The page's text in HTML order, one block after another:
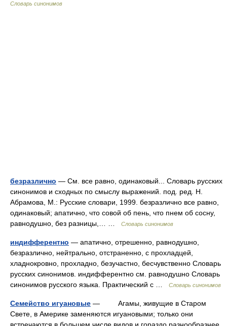
Словарь синонимов
безразлично — См. все равно, одинаковый... Словарь русских
синонимов и сходных по смыслу выражений. под. ред. Н.
Абрамова, М.: Русские словари, 1999. безразлично все равно,
одинаковый; апатично, что совой об пень, что пнем об сосну,
равнодушно, без разницы,… …
Словарь синонимов
индифферентно — апатично, отрешенно, равнодушно,
безразлично, нейтрально, отстраненно, с прохладцей,
хладнокровно, прохладно, безучастно, бесчувственно Словарь
русских синонимов. индифферентно см. равнодушно Словарь
синонимов русского языка. Практический с …
Словарь синонимов
Семейство игуановые — Агамы, живущие в Старом
Свете, в Америке заменяются игуановыми; только они